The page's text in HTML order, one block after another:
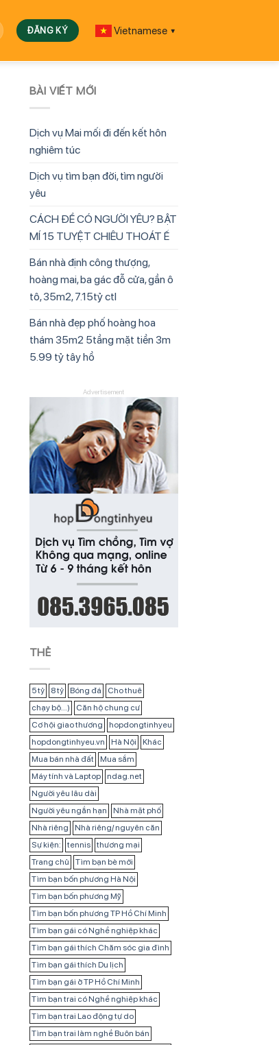
Vietnamese ▼
BÀI VIẾT MỚI
Dịch vụ Mai mối đi đến kết hôn
nghiêm túc
Dịch vụ tìm bạn đời, tìm người
yêu
CÁCH ĐỂ CÓ NGƯỜI YÊU? BẬT
MÍ 15 TUYỆT CHIÊU THOÁT Ế
Bán nhà định công thượng,
hoàng mai, ba gác đỗ cửa, gần ô
tô, 35m2, 7.15tỷ ctl
Bán nhà đẹp phố hoàng hoa
thám 35m2 5tầng mặt tiền 3m
5.99 tỷ tây hồ
Advertisement
THẺ
5 tỷ 8 tỷ Bóng đá
Cho thuê
chạy bộ...)
Căn hộ chung cư
Cơ hội giao thương
hopdongtinhyeu
hopdongtinhyeu.vn
Hà Nội
Khác
Mua bán nhà đất
Mua sắm
Máy tính và Laptop
ndag.net
Người yêu lâu dài
Người yêu ngắn hạn
Nhà mặt phố
Nhà riêng
Nhà riêng/ nguyên căn
Sự kiện:
tennis
thương mại
Trang chủ
Tìm bạn bè mới
Tìm bạn bốn phương Hà Nội
Tìm bạn bốn phương Mỹ
Tìm bạn bốn phương TP Hồ Chí Minh
Tìm bạn gái có Nghề nghiệp khác
Tìm bạn gái thích Chăm sóc gia đình
Tìm bạn gái thích Du lịch
Tìm bạn gái ở TP Hồ Chí Minh
Tìm bạn trai có Nghề nghiệp khác
Tìm bạn trai Lao động tự do
Tìm bạn trai làm nghề Buôn bán